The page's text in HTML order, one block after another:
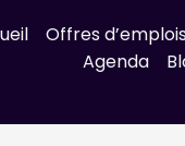
Offres
Agenda